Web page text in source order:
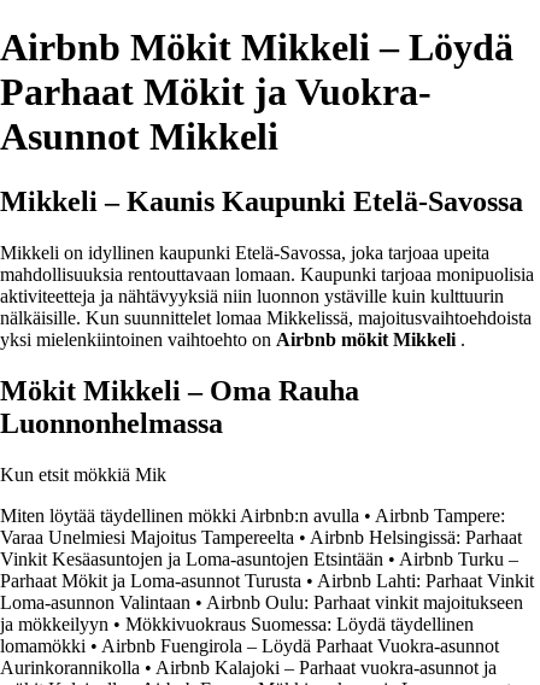
Airbnb Mökit Mikkeli – Löydä
Parhaat Mökit ja Vuokra-
Asunnot Mikkeli
Mikkeli – Kaunis Kaupunki Etelä-Savossa
Mikkeli on idyllinen kaupunki Etelä-Savossa, joka tarjoaa upeita
mahdollisuuksia rentouttavaan lomaan. Kaupunki tarjoaa monipuolisia
aktiviteetteja ja nähtävyyksiä niin luonnon ystäville kuin kulttuurin
nälkäisille. Kun suunnittelet lomaa Mikkelissä, majoitusvaihtoehdoista
yksi mielenkiintoinen vaihtoehto on Airbnb mökit Mikkeli .
Mökit Mikkeli – Oma Rauha
Luonnonhelmassa
Kun etsit mökkiä Mik
Miten löytää täydellinen mökki Airbnb:n avulla • Airbnb Tampere:
Varaa Unelmiesi Majoitus Tampereelta • Airbnb Helsingissä: Parhaat
Vinkit Kesäasuntojen ja Loma-asuntojen Etsintään • Airbnb Turku –
Parhaat Mökit ja Loma-asunnot Turusta • Airbnb Lahti: Parhaat Vinkit
Loma-asunnon Valintaan • Airbnb Oulu: Parhaat vinkit majoitukseen
ja mökkeilyyn • Mökkivuokraus Suomessa: Löydä täydellinen
lomamökki • Airbnb Fuengirola – Löydä Parhaat Vuokra-asunnot
Aurinkorannikolla • Airbnb Kalajoki – Parhaat vuokra-asunnot ja